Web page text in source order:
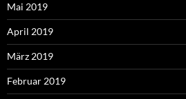
Mai 2019
April 2019
März 2019
Februar 2019